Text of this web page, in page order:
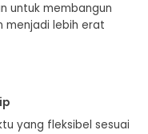
untuk membangun
menjadi lebih erat
yang fleksibel sesuai